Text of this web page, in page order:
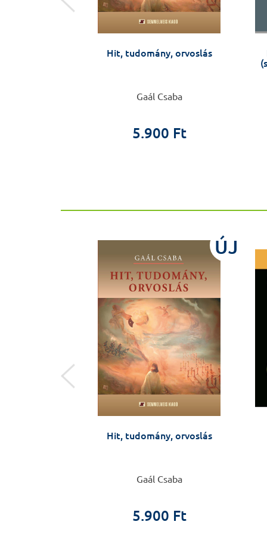
Hit, tudomány, orvoslás
Gaál Csaba
5.900 Ft
ÚJ
Hit, tudomány, orvoslás
Gaál Csaba
5.900 Ft